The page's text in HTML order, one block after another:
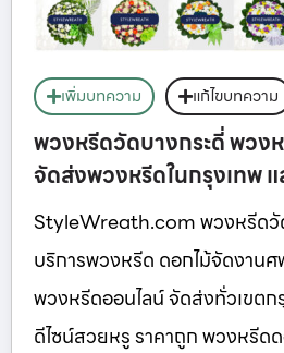
เพิ่มบทความ แก้ไขบทความ
พวงหรีดวัดบางกระดี่ พวง
จัดส่งพวงหรีดในกรุงเทพ
StyleWreath.com พวงหรีดวั
บริการพวงหรีด ดอกไม้จัดงาน
พวงหรีดออนไลน์ จัดส่งทั่วเขต
ดีไซน์สวยหรู ราคาถูก พวงหรีด